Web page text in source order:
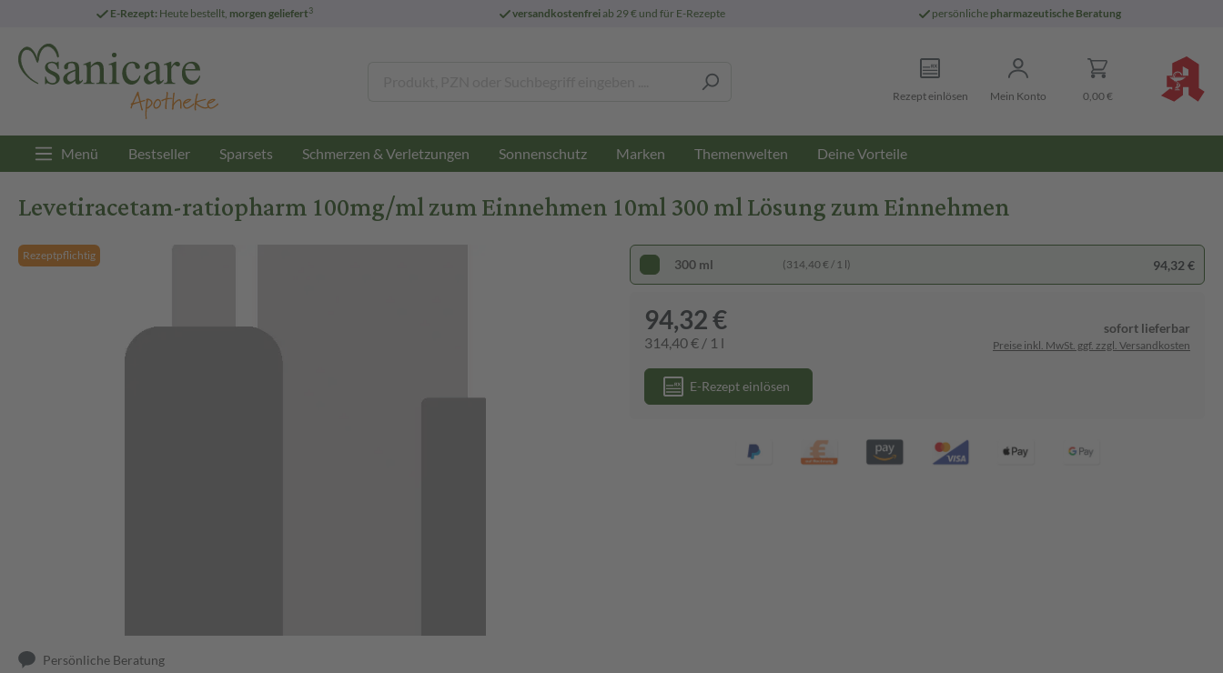
E-Rezept: Heute bestellt, morgen geliefert3 versandkostenfreiab 29 € und für E-Rezepte persönliche pharmazeutische Beratung
Rezept einlösen Mein Konto 0,00 €
Menü Bestseller Sparsets Schmerzen & Verletzungen Sonnenschutz Marken Themenwelten Deine Vorteile
Levetiracetam-ratiopharm 100mg/ml zum Einnehmen 10ml 300 ml Lösung zum Einnehmen
Rezeptpflichtig
Persönliche Beratung
300 ml (314,40 € / 1 l) 94,32 €
94,32 €
314,40 € / 1 l
sofort lieferbar
Preise inkl. MwSt. ggf. zzgl. Versandkosten
E-Rezept einlösen